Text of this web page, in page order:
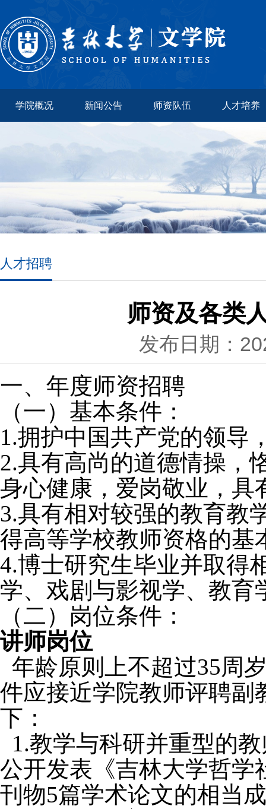
学院概况 新闻公告 师资队伍 人才培养
人才招聘
师资及各类
发布日期：
一、年度师资招聘
（一）基本条件：
1.拥护中国共产党的领导
2.具有高尚的道德情操，
身心健康，爱岗敬业，具
3.具有相对较强的教育教
得高等学校教师资格的基
4.博士研究生毕业并取得
学、戏剧与影视学、教育
（二）岗位条件：
讲师岗位
年龄原则上不超过35周
件应接近学院教师评聘副
下：
1.教学与科研并重型的
公开发表《吉林大学哲学
刊物5篇学术论文的相当